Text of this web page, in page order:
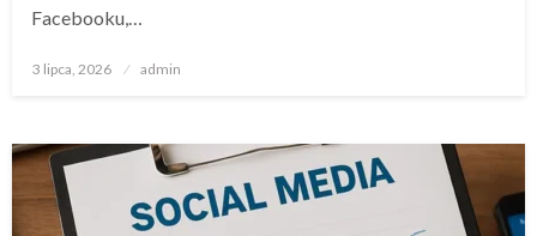
Facebooku,…
Opublikowane
3 lipca, 2026 admin